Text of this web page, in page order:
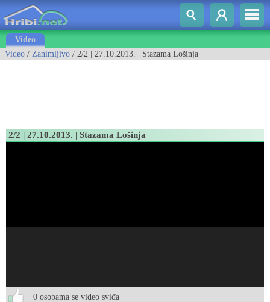
Video
Video / Zanimljivo / 2/2 | 27.10.2013. | Stazama Lošinja
2/2 | 27.10.2013. | Stazama Lošinja
0 osobama se video sviđa